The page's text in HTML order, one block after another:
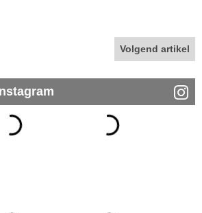
Volgend artikel